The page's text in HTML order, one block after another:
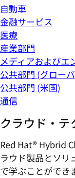
自動車
金融サービス
医療
産業部門
メディアおよびエ
公共部門 (グロー
公共部門 (米国)
通信
クラウド・テ
Red Hat® Hybrid
ラウド製品とソリ
で学ぶことができ